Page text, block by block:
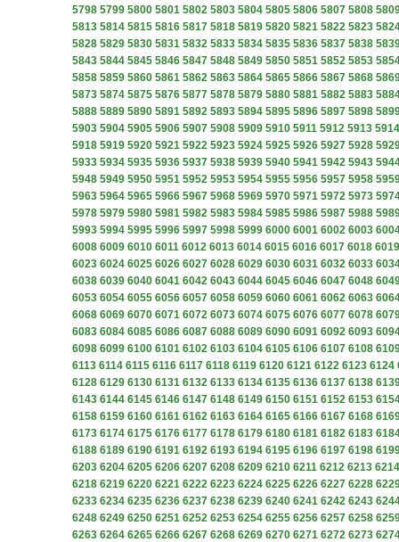
5798 5799 5800 5801 5802 5803 5804 5805 5806 5807 5808
5813 5814 5815 5816 5817 5818 5819 5820 5821 5822 5823
5828 5829 5830 5831 5832 5833 5834 5835 5836 5837 5838
5843 5844 5845 5846 5847 5848 5849 5850 5851 5852 5853
5858 5859 5860 5861 5862 5863 5864 5865 5866 5867 5868
5873 5874 5875 5876 5877 5878 5879 5880 5881 5882 5883
5888 5889 5890 5891 5892 5893 5894 5895 5896 5897 5898
5903 5904 5905 5906 5907 5908 5909 5910 5911 5912 5913 5914
5918 5919 5920 5921 5922 5923 5924 5925 5926 5927 5928
5933 5934 5935 5936 5937 5938 5939 5940 5941 5942 5943
5948 5949 5950 5951 5952 5953 5954 5955 5956 5957 5958
5963 5964 5965 5966 5967 5968 5969 5970 5971 5972 5973
5978 5979 5980 5981 5982 5983 5984 5985 5986 5987 5988
5993 5994 5995 5996 5997 5998 5999 6000 6001 6002 6003
6008 6009 6010 6011 6012 6013 6014 6015 6016 6017 6018 6019
6023 6024 6025 6026 6027 6028 6029 6030 6031 6032 6033
6038 6039 6040 6041 6042 6043 6044 6045 6046 6047 6048
6053 6054 6055 6056 6057 6058 6059 6060 6061 6062 6063
6068 6069 6070 6071 6072 6073 6074 6075 6076 6077 6078
6083 6084 6085 6086 6087 6088 6089 6090 6091 6092 6093
6098 6099 6100 6101 6102 6103 6104 6105 6106 6107 6108
6113 6114 6115 6116 6117 6118 6119 6120 6121 6122 6123 6124
6128 6129 6130 6131 6132 6133 6134 6135 6136 6137 6138
6143 6144 6145 6146 6147 6148 6149 6150 6151 6152 6153
6158 6159 6160 6161 6162 6163 6164 6165 6166 6167 6168
6173 6174 6175 6176 6177 6178 6179 6180 6181 6182 6183
6188 6189 6190 6191 6192 6193 6194 6195 6196 6197 6198
6203 6204 6205 6206 6207 6208 6209 6210 6211 6212 6213 6214
6218 6219 6220 6221 6222 6223 6224 6225 6226 6227 6228
6233 6234 6235 6236 6237 6238 6239 6240 6241 6242 6243
6248 6249 6250 6251 6252 6253 6254 6255 6256 6257 6258
6263 6264 6265 6266 6267 6268 6269 6270 6271 6272 6273